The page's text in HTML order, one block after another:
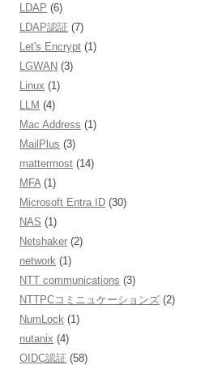
LDAP (6)
LDAP認証 (7)
Let's Encrypt (1)
LGWAN (3)
Linux (1)
LLM (4)
Mac Address (1)
MailPlus (3)
mattermost (14)
MFA (1)
Microsoft Entra ID (30)
NAS (1)
Netshaker (2)
network (1)
NTT communications (3)
NTTPCコミニュケーションズ (2)
NumLock (1)
nutanix (4)
OIDC認証 (58)